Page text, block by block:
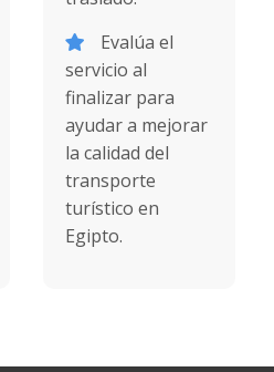
Evalúa el
servicio al
finalizar para
ayudar a mejorar
la calidad del
transporte
turístico en
Egipto.